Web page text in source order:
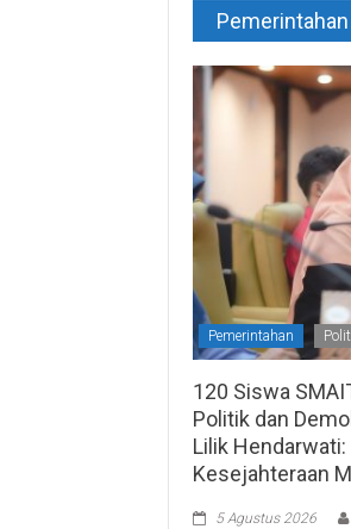
Pemerintahan
Pemerintahan
120 Siswa
Politik dan
Lilik
Kesejahteraan
5 Agustus 2026